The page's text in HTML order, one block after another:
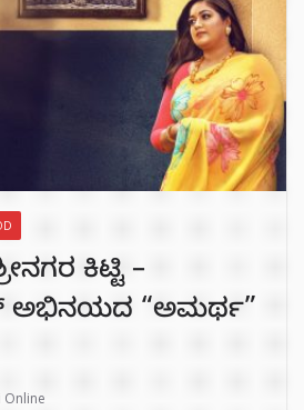
ಕಿಟ್ಟಿ –
ಅಭಿನಯದ “ಅಮರ್ಥ”
Online